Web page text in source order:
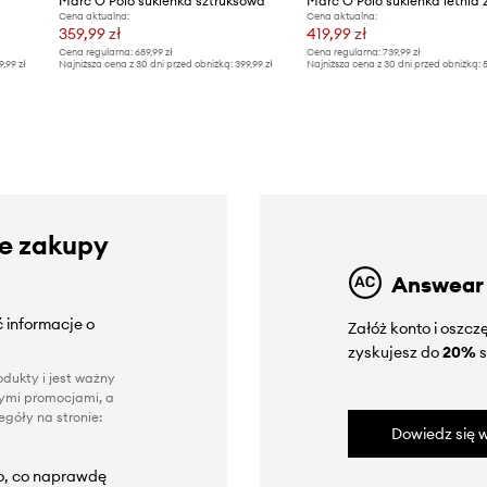
zł
Cena aktualna:
359,99 zł
Cena regularna: 689,99 zł
Najniższa cena z 30 dni przed obniżką: 399,99 zł
Cena aktualna:
419,99 zł
Cena regularna: 739,99 zł
Najniższa cena z 30 dni przed obniżką:
zakupy
informacje o
i jest ważny
promocjami, a
na stronie:
co naprawdę
Załóż konto i
zyskujesz do20%
Dowiedz się